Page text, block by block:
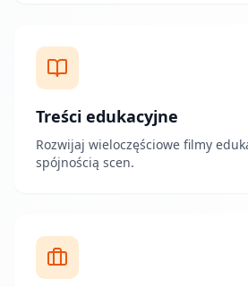
Treści edukacyjne
Rozwijaj wieloczęściowe filmy
spójnością scen.